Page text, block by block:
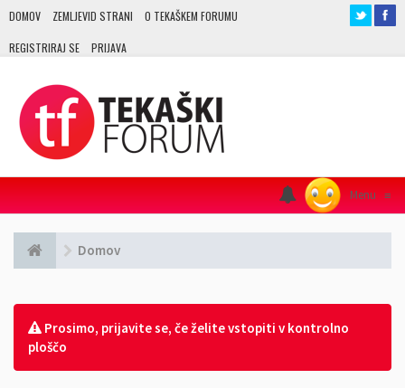
DOMOV ZEMLJEVID STRANI O TEKAŠKEM FORUMU
REGISTRIRAJ SE PRIJAVA
Menu ≡
Domov
Prosimo, prijavite se, če želite vstopiti v kontrolno
ploščo